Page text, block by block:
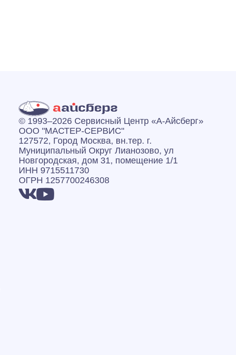
© 1993–2026 Сервисный Центр «А‑Айсберг»
ООО "МАСТЕР-СЕРВИС"
127572, Город Москва, вн.тер. г.
Муниципальный Округ Лианозово, ул
Новгородская, дом 31, помещение 1/1
ИНН 9715511730
ОГРН 1257700246308